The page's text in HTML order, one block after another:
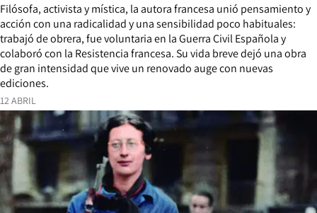
12 ABRIL
Filósofa, activista y mística, la autora francesa unió pensamiento y
acción con una radicalidad y una sensibilidad poco habituales:
trabajó de obrera, fue voluntaria en la Guerra Civil Española y
colaboró con la Resistencia francesa. Su vida breve dejó una obra
de gran intensidad que vive un renovado auge con nuevas
ediciones.